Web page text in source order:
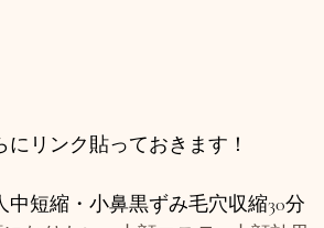
リンク貼っておきます！
短縮・小鼻黒ずみ毛穴収縮30分　